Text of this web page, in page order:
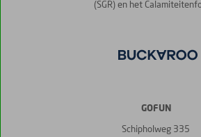
(SGR) en het
GOFUN
Schipholweg 335